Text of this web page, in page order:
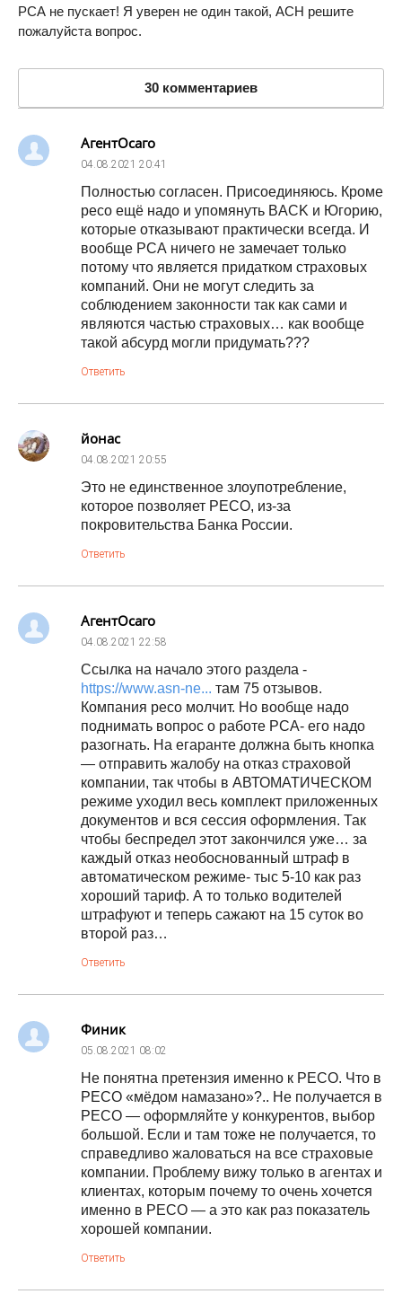
РСА не пускает! Я уверен не один такой, АСН решите
пожалуйста вопрос.
30 комментариев
АгентОсаго
04.08.2021 20:41
Полностью согласен. Присоединяюсь. Кроме
ресо ещё надо и упомянуть BACK и Югорию,
которые отказывают практически всегда. И
вообще РСА ничего не замечает только
потому что является придатком страховых
компаний. Они не могут следить за
соблюдением законности так как сами и
являются частью страховых… как вообще
такой абсурд могли придумать???
Ответить
йонас
04.08.2021 20:55
Это не единственное злоупотребление,
которое позволяет РЕСО, из-за
покровительства Банка России.
Ответить
АгентОсаго
04.08.2021 22:58
Ссылка на начало этого раздела -
https://www.asn-ne... там 75 отзывов.
Компания ресо молчит. Но вообще надо
поднимать вопрос о работе РСА- его надо
разогнать. На егаранте должна быть кнопка
— отправить жалобу на отказ страховой
компании, так чтобы в АВТОМАТИЧЕСКОМ
режиме уходил весь комплект приложенных
документов и вся сессия оформления. Так
чтобы беспредел этот закончился уже… за
каждый отказ необоснованный штраф в
автоматическом режиме- тыс 5-10 как раз
хороший тариф. А то только водителей
штрафуют и теперь сажают на 15 суток во
второй раз…
Ответить
Финик
05.08.2021 08:02
Не понятна претензия именно к РЕСО. Что в
РЕСО «мёдом намазано»?.. Не получается в
РЕСО — оформляйте у конкурентов, выбор
большой. Если и там тоже не получается, то
справедливо жаловаться на все страховые
компании. Проблему вижу только в агентах и
клиентах, которым почему то очень хочется
именно в РЕСО — а это как раз показатель
хорошей компании.
Ответить